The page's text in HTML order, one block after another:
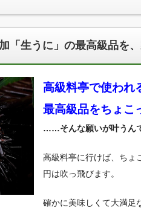
「生うに」の最高級品を
高級料亭で使われ
最高級品をちょこ
……そんな願いが叶うん
高級料亭に行けば、ちょ
円は吹っ飛びます。
確かに美味しくて大満足